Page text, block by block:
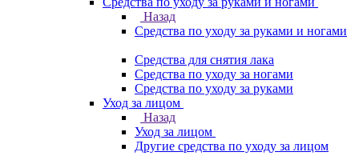
Назад
Средства по уходу за руками и ногами
Средства для снятия лака
Средства по уходу за ногами
Средства по уходу за руками
Уход за лицом
Назад
Уход за лицом
Другие средства по уходу за лицом